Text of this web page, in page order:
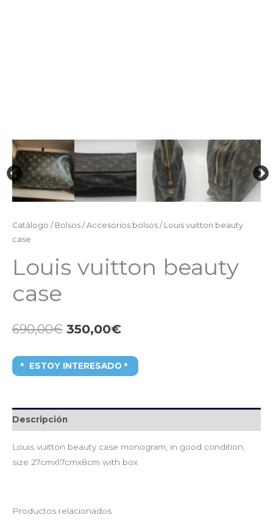
Catálogo / Bolsos / Accesorios bolsos / Louis vuitton beauty
case
Louis vuitton beauty
case
690,00€ 350,00€
ESTOY INTERESADO
Descripción
Louis vuitton beauty case monogram, in good condition,
size 27cmx17cmx8cm with box
Productos relacionados